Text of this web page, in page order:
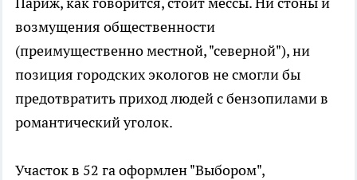
возмущения общественности
(преимущественно местной, "северной"), ни
позиция городских экологов не смогли бы
предотвратить приход людей с бензопилами в
романтический уголок.
Участок в 52 га оформлен "Выбором",